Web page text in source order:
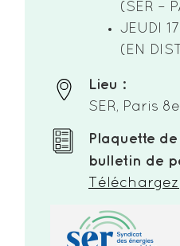
(SER –
JEUDI
(EN
Lieu :
SER, Paris 8e
Plaquette
bulletin de
Téléchargez